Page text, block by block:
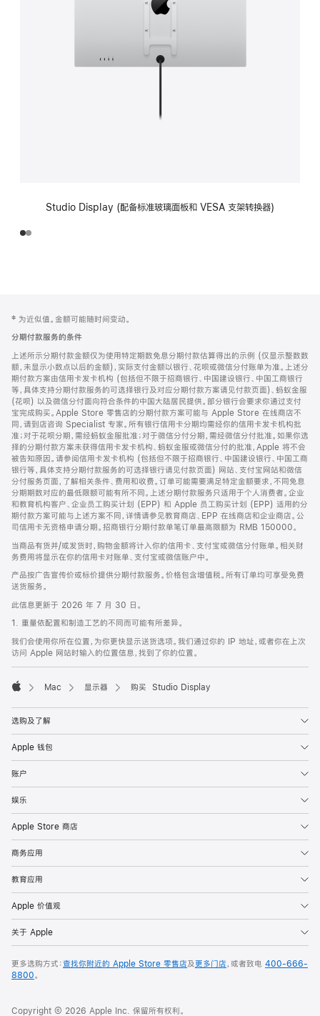
Studio Display (配备标准玻璃面板和 VESA 支架转换器)
页
页
脚
注
‡ 为近似值。金额可能随时间变动。
分期付款服务的条件
上述所示分期付款金额仅为使用特定期数免息分期付款估算得出的示例 (仅显示整数数
额，未显示小数点以后的金额)，实际支付金额以银行、花呗或微信分付账单为准。上述分
期付款方案由信用卡发卡机构 (包括但不限于招商银行、中国建设银行、中国工商银行
等，具体支持分期付款服务的可选择银行及对应分期付款方案请见付款页面)、蚂蚁金服
(花呗) 以及微信分付面向符合条件的中国大陆居民提供。部分银行会要求你通过支付
宝完成购买。Apple Store 零售店的分期付款方案可能与 Apple Store 在线商店不
同，请到店咨询 Specialist 专家。所有银行信用卡分期均需经你的信用卡发卡机构批
准；对于花呗分期，需经蚂蚁金服批准；对于微信分付分期，需经微信分付批准。如果你选
择的分期付款方案未获得信用卡发卡机构、蚂蚁金服或微信分付的批准，Apple 将不会
被告知原因。请参阅信用卡发卡机构 (包括但不限于招商银行、中国建设银行、中国工商
银行等，具体支持分期付款服务的可选择银行请见付款页面) 网站、支付宝网站和微信
分付服务页面，了解相关条件、费用和收费。订单可能需要满足特定金额要求，不同免息
分期期数对应的最低限额可能有所不同。上述分期付款服务只适用于个人消费者。企业
和教育机构客户、企业员工购买计划 (EPP) 和 Apple 员工购买计划 (EPP) 适用的分
期付款方案可能与上述方案不同，详情请参见教育商店、EPP 在线商店和企业商店。公
司信用卡无资格申请分期。招商银行分期付款单笔订单最高限额为 RMB 150000。
当商品有货并/或发货时，购物金额将计入你的信用卡、支付宝或微信分付账单。相关财
务费用将显示在你的信用卡对账单、支付宝或微信账户中。
产品按广告宣传价或标价提供分期付款服务。价格包含增值税。所有订单均可享受免费
送货服务。
此信息更新于 2026 年 7 月 30 日。
1. 重量依配置和制造工艺的不同而可能有所差异。
我们会使用你所在位置，为你更快显示送货选项。我们通过你的 IP 地址，或者你在上次
访问 Apple 网站时输入的位置信息，找到了你的位置。
Mac 显示器 购买 Studio Display
选购及了解
Apple 钱包
账户
娱乐
Apple Store 商店
商务应用
教育应用
Apple 价值观
关于 Apple
更多选购方式：查找你附近的 Apple Store 零售店及更多门店，或者致电 400-666-
8800。
Copyright © 2026 Apple Inc. 保留所有权利。